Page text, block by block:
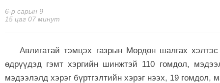
6-р сарын 9
15 цаг 07 минут
Авлигатай тэмцэх газрын Мөрдөн шалгах
өдрүүдэд гэмт хэргийн шинжтэй 110 гомдол,
мэдээлэлд хэрэг бүртгэлтийн хэрэг нээх, 19 гомдол,